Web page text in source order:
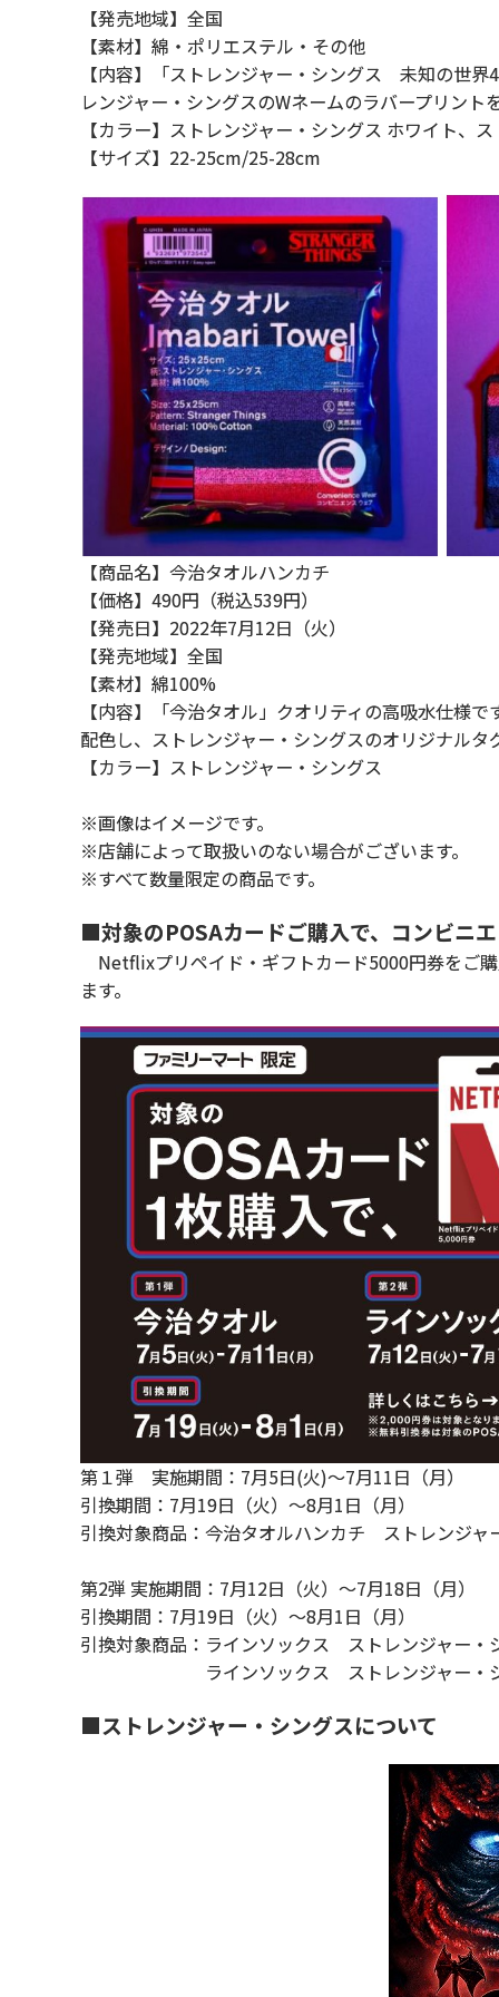
【発売地域】全国
【素材】綿・ポリエステル・その他
【内容】「ストレンジャー・シングス 未知の世
レンジャー・シングスのWネームのラバープリント
【カラー】ストレンジャー・シングス ホワイト、
【サイズ】22-25cm/25-28cm
【商品名】今治タオルハンカチ
【価格】490円（税込539円）
【発売日】2022年7月12日（火）
【発売地域】全国
【素材】綿100%
【内容】「今治タオル」クオリティの高吸水仕様
配色し、ストレンジャー・シングスのオリジナルタ
【カラー】ストレンジャー・シングス
※画像はイメージです。
※店舗によって取扱いのない場合がございます。
※すべて数量限定の商品です。
■対象のPOSAカードご購入で、コンビニ
Netflixプリペイド・ギフトカード5000円券をご
ます。
第１弾 実施期間：7月5日(火)～7月11日（月）
引換期間：7月19日（火）～8月1日（月）
引換対象商品：今治タオルハンカチ ストレンジャ
第2弾 実施期間：7月12日（火）～7月18日（月）
引換期間：7月19日（火）～8月1日（月）
引換対象商品：ラインソックス ストレンジャー・
ラインソックス ストレンジャー・シ
■ストレンジャー・シングスについて